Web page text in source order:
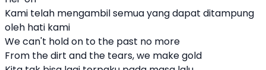
Kami telah mengambil semua yang dapat ditampung
oleh hati kami
We can't hold on to the past no more
From the dirt and the tears, we make gold